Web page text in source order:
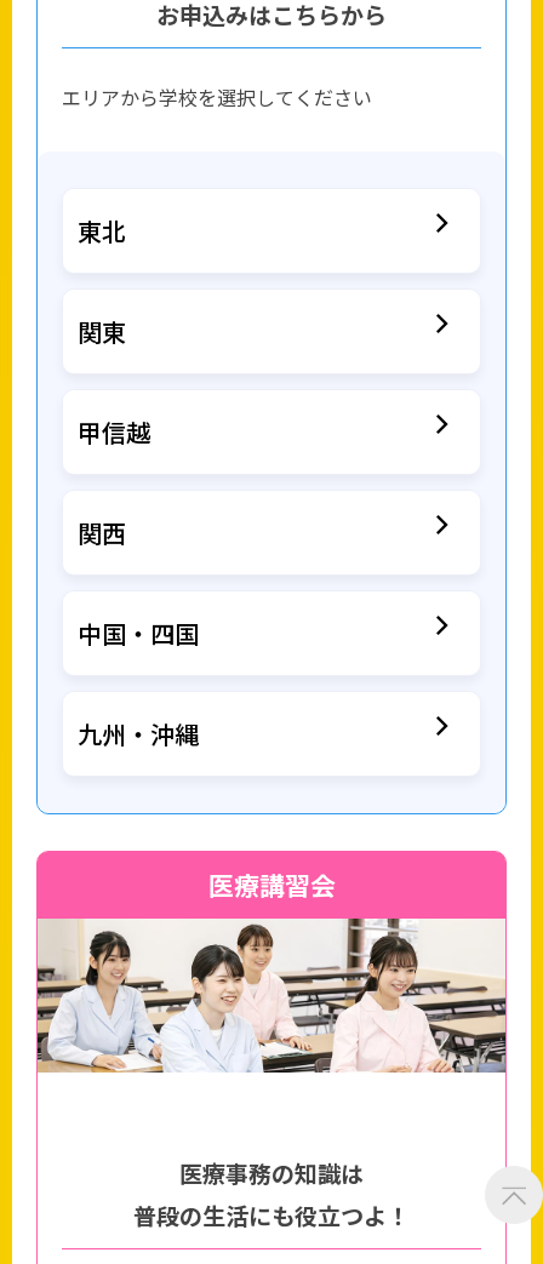
お申込みはこちらから
エリアから学校を選択してください
東北
関東
甲信越
関西
中国・四国
九州・沖縄
医療講習会
医療事務の知識は
普段の生活にも役立つよ！